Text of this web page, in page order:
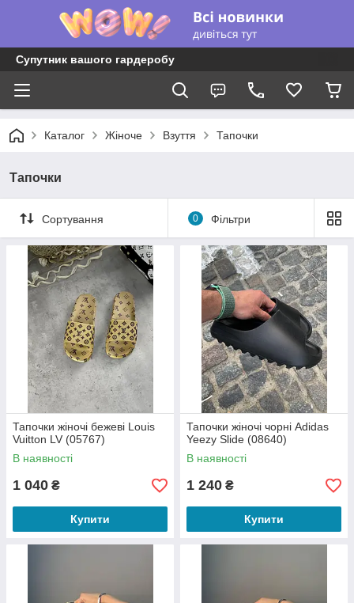
Супутник вашого гардеробу
Каталог Жіноче Взуття Тапочки
Тапочки
Сортування 0 Фільтри
Тапочки жіночі бежеві Louis
Vuitton LV (05767)
В наявності
1 040 ₴
Купити
Тапочки жіночі чорні Adidas
Yeezy Slide (08640)
В наявності
1 240 ₴
Купити